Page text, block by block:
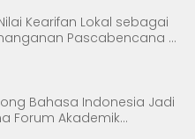
Kearifan Lokal sebagai
Pascabencana di
Bahasa Indonesia Jadi
Forum Akademik